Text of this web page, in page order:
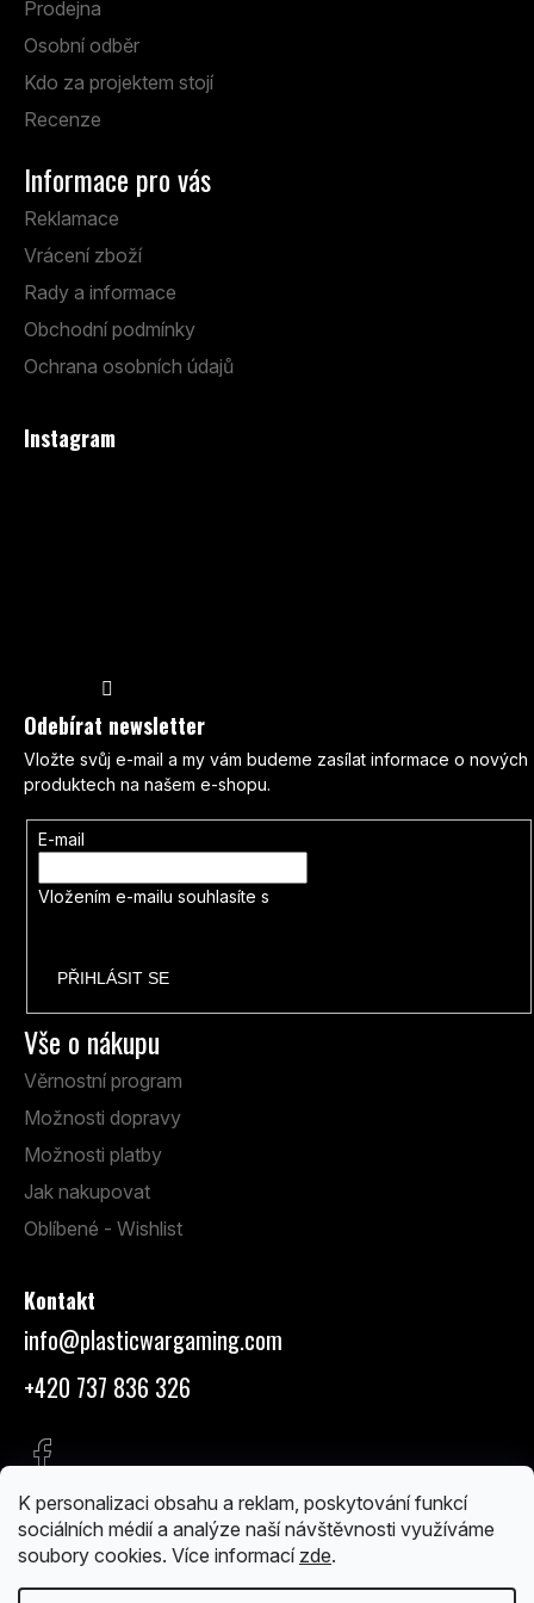
K personalizaci obsahu a reklam, poskytování funkcí
sociálních médií a analýze naší návštěvnosti využíváme
soubory cookies. Více informací zde.
Vše o nákupu
Věrnostní program
Možnosti dopravy
Možnosti platby
Jak nakupovat
Oblíbené - Wishlist
Prodejna
Osobní odběr
Kdo za projektem stojí
Recenze
Kontakt
info@plasticwargaming.com
+420 737 836 326
Informace pro vás
Reklamace
Vrácení zboží
Rady a informace
Obchodní podmínky
Ochrana osobních údajů
Instagram
Odebírat newsletter
Vložte svůj e-mail a my vám budeme zasílat informace o nových
produktech na našem e-shopu.
E-mail
Vložením e-mailu souhlasíte s
PŘIHLÁSIT SE
Vytvořil Shoptet